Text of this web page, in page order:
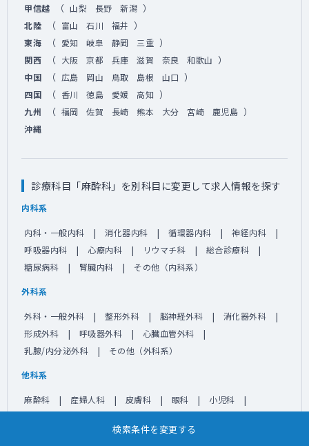
検索条件を変更する
甲信越 （ 山梨 長野 新潟 ）
北陸 （ 富山 石川 福井 ）
東海 （ 愛知 岐阜 静岡 三重 ）
関西 （ 大阪 京都 兵庫 滋賀 奈良 和歌山 ）
中国 （ 広島 岡山 鳥取 島根 山口 ）
四国 （ 香川 徳島 愛媛 高知 ）
九州 （ 福岡 佐賀 長崎 熊本 大分 宮崎 鹿児島 ）
沖縄
診療科目「麻酔科」を別科目に変更して求人情報を探す
内科系
内科・一般内科 消化器内科 循環器内科
神経内科
呼吸器内科
心療内科 リウマチ科
総合診療科
糖尿病科
腎臓内科 その他（内科系）
外科系
外科・一般外科 整形外科 脳神経外科
消化器外科
形成外科
呼吸器外科
心臓血管外科
乳腺/内分泌外科
その他（外科系）
他科系
麻酔科 産婦人科 皮膚科 眼科
小児科
救命救急科
緩和ケア科